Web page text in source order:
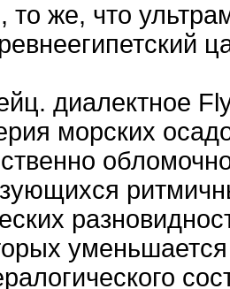
, то же, что
диалектное
морских